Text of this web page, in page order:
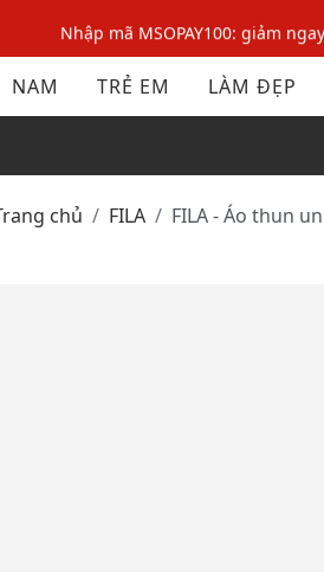
Nhập mã MSOPAY100: giảm
Nhập mã: MSOXINCHAO - Giảm
Nhập mã MSOPAY100: giảm
NAM TRẺ EM LÀM ĐẸP
Trang chủ FILA FILA - Áo thun